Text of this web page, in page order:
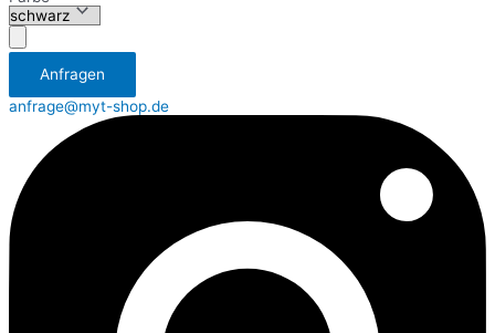
Аnfragen
anfrage@myt-shop.de